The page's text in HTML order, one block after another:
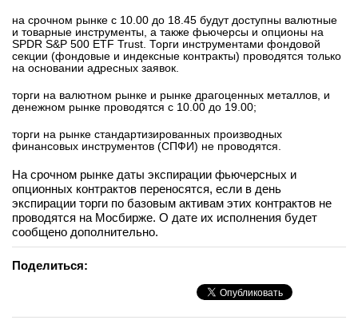
на срочном рынке с 10.00 до 18.45 будут доступны валютные
и товарные инструменты, а также фьючерсы и опционы на
SPDR S&P 500 ETF Trust. Торги инструментами фондовой
секции (фондовые и индексные контракты) проводятся только
на основании адресных заявок.
торги на валютном рынке и рынке драгоценных металлов, и
денежном рынке проводятся с 10.00 до 19.00;
торги на рынке стандартизированных производных
финансовых инструментов (СПФИ) не проводятся.
На срочном рынке даты экспирации фьючерсных и
опционных контрактов переносятся, если в день
экспирации торги по базовым активам этих контрактов не
проводятся на Мосбирже. О дате их исполнения будет
сообщено дополнительно.
Поделиться: